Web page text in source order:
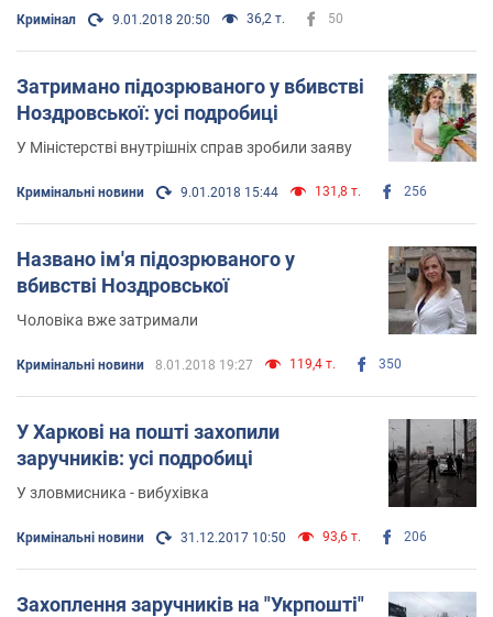
Кримінал 9.01.2018 20:50 36,2 т. 50
Затримано підозрюваного у вбивстві
Ноздровської: усі подробиці
У Міністерстві внутрішніх справ зробили заяву
Кримінальні новини 9.01.2018 15:44 131,8 т. 256
Названо ім'я підозрюваного у
вбивстві Ноздровської
Чоловіка вже затримали
Кримінальні новини 8.01.2018 19:27 119,4 т. 350
У Харкові на пошті захопили
заручників: усі подробиці
У зловмисника - вибухівка
Кримінальні новини 31.12.2017 10:50 93,6 т. 206
Захоплення заручників на "Укрпошті"